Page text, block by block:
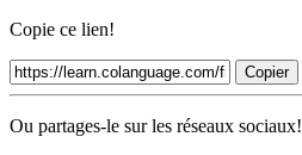
Copie ce lien!
Copier
Ou partages-le sur les réseaux sociaux!